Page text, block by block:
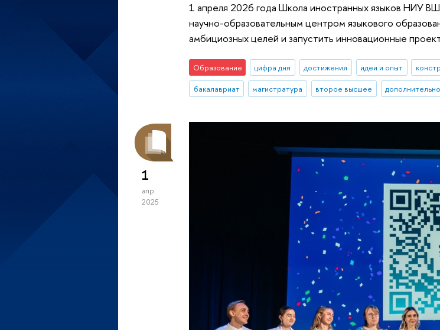
1 апреля 2026 года Школа иностранных языков НИУ
научно-образовательным центром языкового
амбициозных целей и запустить инновационные
Образование цифра дня достижения идеи и опыт
бакалавриат
магистратура второе высшее
1
апр
2025